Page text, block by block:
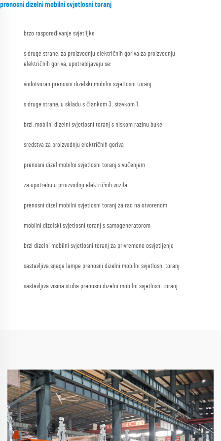
prenosni dizelni mobilni svjetlosni toranj
brzo raspoređivanje svjetiljke
s druge strane, za proizvodnju električnih goriva za proizvodnju
električnih goriva, upotrebljavaju se:
vodotvoran prenosni dizelski mobilni svjetlosni toranj
s druge strane, u skladu s člankom 3. stavkom 1.
brzi, mobilni dizelni svjetlosni toranj s niskom razinu buke
sredstva za proizvodnju električnih goriva
prenosni dizel mobilni svjetlosni toranj s vučenjem
za upotrebu u proizvodnji električnih vozila
prenosni dizel mobilni svjetlosni toranj za rad na otvorenom
mobilni dizelski svjetlosni toranj s samogeneratorom
brzi dizelni mobilni svjetlosni toranj za privremeno osvjetljenje
sastavljiva snaga lampe prenosni dizelni mobilni svjetlosni toranj
sastavljiva visina stuba prenosni dizelni mobilni svjetlosni toranj